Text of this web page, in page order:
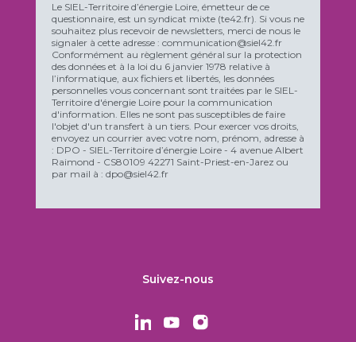
Le SIEL-Territoire d’énergie Loire, émetteur de ce
questionnaire, est un syndicat mixte (te42.fr). Si vous ne
souhaitez plus recevoir de newsletters, merci de nous le
signaler à cette adresse : communication@siel42.fr
Conformément au règlement général sur la protection
des données et à la loi du 6 janvier 1978 relative à
l’informatique, aux fichiers et libertés, les données
personnelles vous concernant sont traitées par le SIEL-
Territoire d'énergie Loire pour la communication
d'information. Elles ne sont pas susceptibles de faire
l'objet d'un transfert à un tiers. Pour exercer vos droits,
envoyez un courrier avec votre nom, prénom, adresse à
: DPO - SIEL-Territoire d’énergie Loire - 4 avenue Albert
Raimond - CS80109 42271 Saint-Priest-en-Jarez ou
par mail à : dpo@siel42.fr
Suivez-nous